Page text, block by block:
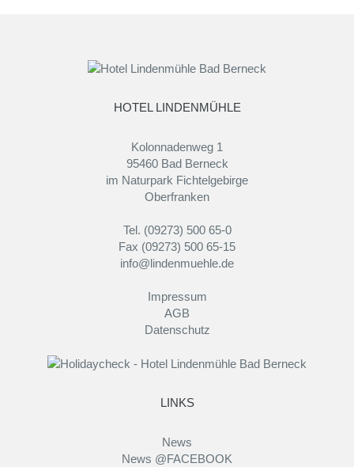
HOTEL LINDENMÜHLE
Kolonnadenweg 1
95460 Bad Berneck
im Naturpark Fichtelgebirge
Oberfranken
Tel. (09273) 500 65-0
Fax (09273) 500 65-15
info@lindenmuehle.de
Impressum
AGB
Datenschutz
LINKS
News
News @FACEBOOK